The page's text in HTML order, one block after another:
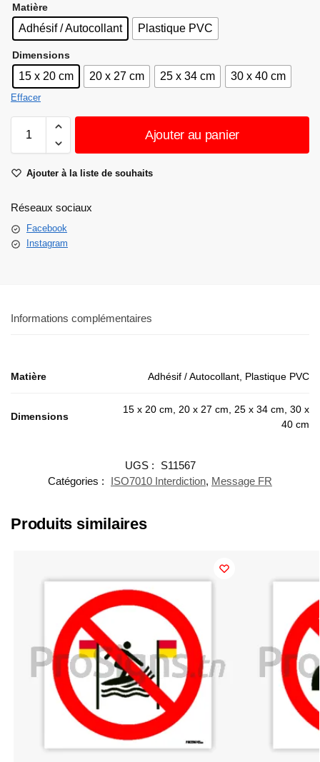
Matière
Adhésif / Autocollant Plastique PVC
Dimensions
15 x 20 cm 20 x 27 cm 25 x 34 cm 30 x 40 cm
Effacer
Ajouter au panier
Ajouter à la liste de souhaits
Réseaux sociaux
Facebook
Instagram
Informations complémentaires
Matière Adhésif / Autocollant, Plastique PVC
Dimensions
15 x 20 cm, 20 x 27 cm, 25 x 34 cm, 30 x
40 cm
UGS :
S11567
Catégories :
ISO7010 Interdiction, Message FR
Produits similaires